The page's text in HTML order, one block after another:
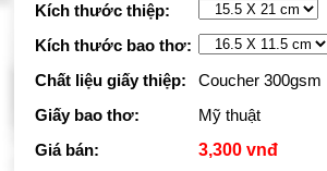
Kích thước thiệp:
Kích thước bao thơ:
Chất liệu giấy thiệp:
Coucher 300gsm
Giấy bao thơ:
Mỹ thuật
Giá bán:
3,300 vnđ